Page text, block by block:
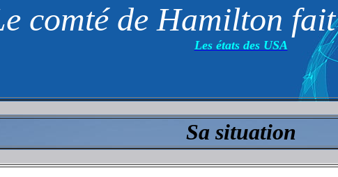
comté de Hamilton
Les états des USA
Sa situation